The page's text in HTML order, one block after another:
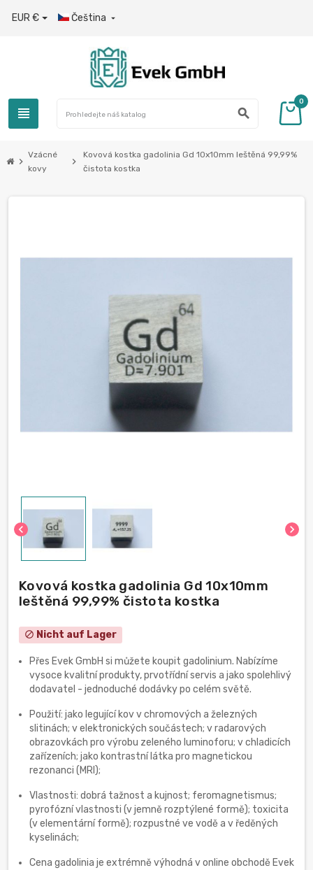
EUR € Čeština 
view_headline search
0
chevron_right
Vzácné
kovy
chevron_right
Kovová kostka gadolinia Gd 10x10mm leštěná 99,99%
čistota kostka
chevron_left chevron_right
Kovová kostka gadolinia Gd 10x10mm
leštěná 99,99% čistota kostka
block Nicht auf Lager
Přes Evek GmbH si můžete koupit gadolinium. Nabízíme
vysoce kvalitní produkty, prvotřídní servis a jako spolehlivý
dodavatel - jednoduché dodávky po celém světě.
Použití: jako legující kov v chromových a železných
slitinách; v elektronických součástech; v radarových
obrazovkách pro výrobu zeleného luminoforu; v chladicích
zařízeních; jako kontrastní látka pro magnetickou
rezonanci (MRI);
Vlastnosti: dobrá tažnost a kujnost; feromagnetismus;
pyrofózní vlastnosti (v jemně rozptýlené formě); toxicita
(v elementární formě); rozpustné ve vodě a v ředěných
kyselinách;
Cena gadolinia je extrémně výhodná v online obchodě Evek